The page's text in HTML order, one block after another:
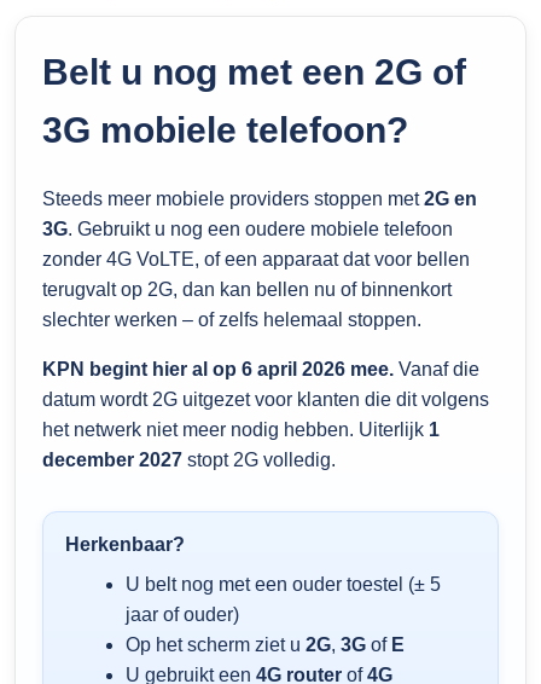
Belt u nog met een 2G of
3G mobiele telefoon?
Steeds meer mobiele providers stoppen met2G en
3G. Gebruikt u nog een oudere mobiele telefoon
zonder 4G VoLTE, of een apparaat dat voor bellen
terugvalt op 2G, dan kan bellen nu of binnenkort
slechter werken – of zelfs helemaal stoppen.
KPN begint hier al op 6 april 2026 mee. Vanaf die
datum wordt 2G uitgezet voor klanten die dit volgens
het netwerk niet meer nodig hebben. Uiterlijk 1
december 2027 stopt 2G volledig.
Herkenbaar?
U belt nog met een ouder toestel (± 5
jaar of ouder)
Op het scherm ziet u 2G, 3G of E
U gebruikt een 4G router of4G